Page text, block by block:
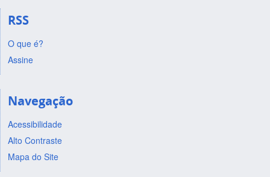
RSS
O que é?
Assine
Navegação
Acessibilidade
Alto Contraste
Mapa do Site